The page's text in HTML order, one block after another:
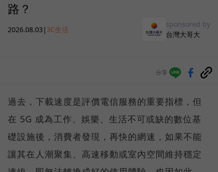
路？
2026.08.03 | 3C生活
sponsored by
台灣大哥大
分享
過去，下載速度是評價電信服務的重要指標，但
在 5G 成為工作、娛樂、生活不可或缺的數位基
礎設施後，消費者發現，再快的網速，如果不能
讓其在人潮聚集、高速移動或室內空間維持穩定